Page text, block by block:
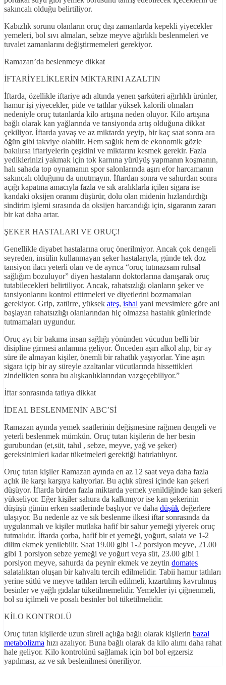
sakıncalı olduğu belirtiliyor.
Kabızlık sorunu olanların oruç dışı zamanlarda kepekli yiyecekler
yemeleri, bol sıvı almaları, sebze meyve ağırlıklı beslenmeleri ve
tuvalet zamanlarını değiştirmemeleri gerekiyor.
Ramazan’da beslenmeye dikkat
İFTARİYELİKLERİN MİKTARINI AZALTIN
İftarda, özellikle iftariye adı altında yenen şarküteri ağırlıklı ürünler,
hamur işi yiyecekler, pide ve tatlılar yüksek kalorili olmaları
nedeniyle oruç tutanlarda kilo artışına neden oluyor. Kilo artışına
bağlı olarak kan yağlarında ve tansiyonda artış olduğuna dikkat
çekiliyor. İftarda yavaş ve az miktarda yeyip, bir kaç saat sonra ara
öğün gibi takviye olabilir. Hem sağlık hem de ekonomik gözle
bakılırsa iftariyelerin çeşidini ve miktarını kesmek gerekir. Fazla
yediklerinizi yakmak için tok karnına yürüyüş yapmanın koşmanın,
halı sahada top oynamanın spor salonlarında aşırı efor harcamanın
sakıncalı olduğunu da unutmayın. İftardan sonra ve sahurdan sonra
açığı kapatma amacıyla fazla ve sık aralıklarla içilen sigara ise
kandaki oksijen oranını düşürür, dolu olan midenin hızlandırdığı
sindirim işlemi sırasında da oksijen harcandığı için, sigaranın zararı
bir kat daha artar.
ŞEKER HASTALARI VE ORUÇ!
Genellikle diyabet hastalarına oruç önerilmiyor. Ancak çok dengeli
seyreden, insülin kullanmayan şeker hastalarıyla, günde tek doz
tansiyon ilacı yeterli olan ve de ayrıca “oruç tutmazsam ruhsal
sağlığım bozuluyor” diyen hastaların doktorlarına danışarak oruç
tutabilecekleri belirtiliyor. Ancak, rahatsızlığı olanların şeker ve
tansiyonlarını kontrol ettirmeleri ve diyetlerini bozmamaları
gerekiyor. Grip, zatürre, yüksek ateş, ishal yani mevsimlere göre ani
başlayan rahatsızlığı olanlarından hiç olmazsa hastalık günlerinde
tutmamaları uygundur.
Oruç ayı bir bakıma insan sağlığı yönünden vücudun belli bir
disipline girmesi anlamına geliyor. Önceden aşırı alkol alıp, bir ay
süre ile almayan kişiler, önemli bir rahatlık yaşıyorlar. Yine aşırı
sigara içip bir ay süreyle azaltanlar vücutlarında hissettikleri
zindelikten sonra bu alışkanlıklarından vazgeçebiliyor.”
İftar sonrasında tatlıya dikkat
İDEAL BESLENMENİN ABC’Sİ
Ramazan ayında yemek saatlerinin değişmesine rağmen dengeli ve
yeterli beslenmek mümkün. Oruç tutan kişilerin de her besin
gurubundan (et,süt, tahıl , sebze, meyve, yağ ve şeker)
gereksinimleri kadar tüketmeleri gerektiği hatırlatılıyor.
Oruç tutan kişiler Ramazan ayında en az 12 saat veya daha fazla
açlık ile karşı karşıya kalıyorlar. Bu açlık süresi içinde kan şekeri
düşüyor. İftarda birden fazla miktarda yemek yenildiğinde kan şekeri
yükseliyor. Eğer kişiler sahura da kalkmıyor ise kan şekerinin
düşüşü günün erken saatlerinde başlıyor ve daha düşük değerlere
ulaşıyor. Bu nedenle az ve sık beslenme ilkesi iftar sonrasında da
uygulanmalı ve kişiler mutlaka hafif bir sahur yemeği yiyerek oruç
tutmalıdır. İftarda çorba, hafif bir et yemeği, yoğurt, salata ve 1-2
dilim ekmek yenilebilir. Saat 19.00 gibi 1-2 porsiyon meyve, 21.00
gibi 1 porsiyon sebze yemeği ve yoğurt veya süt, 23.00 gibi 1
porsiyon meyve, sahurda da peynir ekmek ve zeytin domates
salatalıktan oluşan bir kahvaltı tercih edilmelidir. Tabii hamur tatlıları
yerine sütlü ve meyve tatlıları tercih edilmeli, kızartılmış kavrulmuş
besinler ve yağlı gıdalar tüketilmemelidir. Yemekler iyi çiğnenmeli,
bol su içilmeli ve posalı besinler bol tüketilmelidir.
KİLO KONTROLÜ
Oruç tutan kişilerde uzun süreli açlığa bağlı olarak kişilerin bazal
metabolizma hızı azalıyor. Buna bağlı olarak da kilo alımı daha rahat
hale geliyor. Kilo kontrolünü sağlamak için bol bol egzersiz
yapılması, az ve sık beslenilmesi öneriliyor.